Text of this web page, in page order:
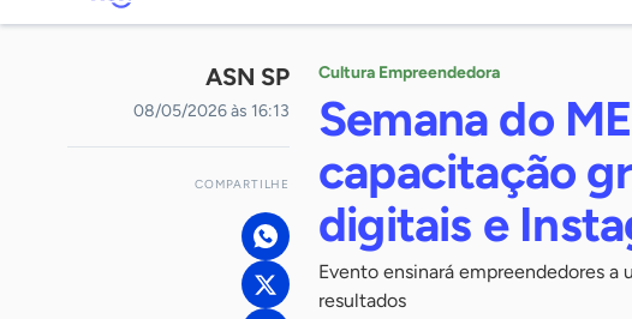
Agência
Sebrae
Notícias
ASN SP
08/05/2026 às 16:13
COMPARTILHE
Cultura Empreendedora
Semana do
capacitação
digitais e
Evento ensinará empreendedores a
resultados